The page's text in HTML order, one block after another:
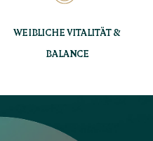
WEIBLICHE VITALITÄT &
BALANCE